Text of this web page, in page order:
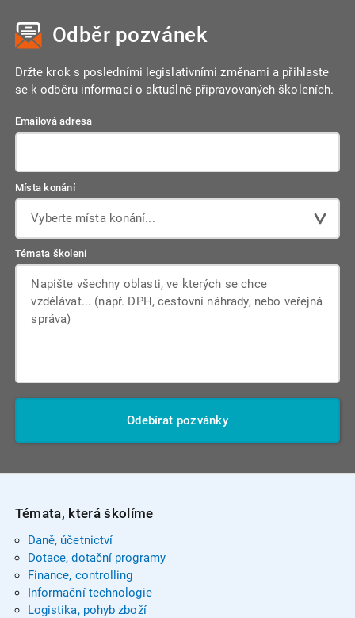
Odběr pozvánek
Držte krok s posledními legislativními změnami a přihlaste
se k odběru informací o aktuálně připravovaných školeních.
Emailová adresa
Místa konání
Vyberte místa konání...
Témata školení
Odebírat pozvánky
Témata, která školíme
Daně, účetnictví
Dotace, dotační programy
Finance, controlling
Informační technologie
Logistika, pohyb zboží